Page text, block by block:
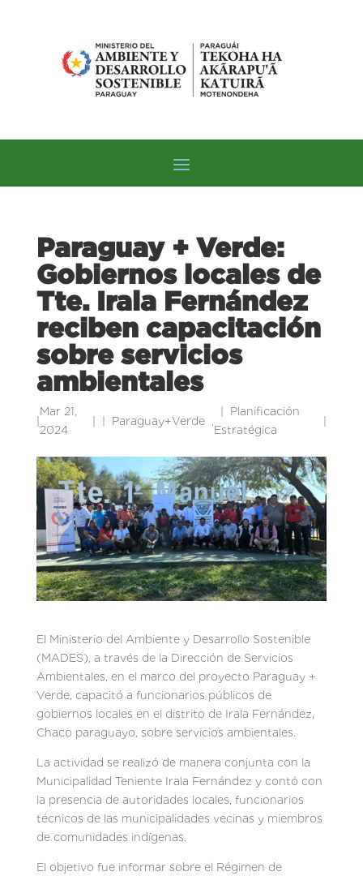
Paraguay + Verde:
Gobiernos locales de
Tte. Irala Fernández
reciben capacitación
sobre servicios
ambientales
|
Mar 21,
2024
| Paraguay+Verde ,
Planificación
Estratégica
|
El Ministerio del Ambiente y Desarrollo Sostenible
(MADES), a través de la Dirección de Servicios
Ambientales, en el marco del proyecto Paraguay +
Verde, capacitó a funcionarios públicos de
gobiernos locales en el distrito de Irala Fernández,
Chaco paraguayo, sobre servicios ambientales.
La actividad se realizó de manera conjunta con la
Municipalidad Teniente Irala Fernández y contó con
la presencia de autoridades locales, funcionarios
técnicos de las municipalidades vecinas y miembros
de comunidades indígenas.
El objetivo fue informar sobre el Régimen de